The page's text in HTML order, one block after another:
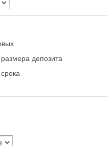
депозита